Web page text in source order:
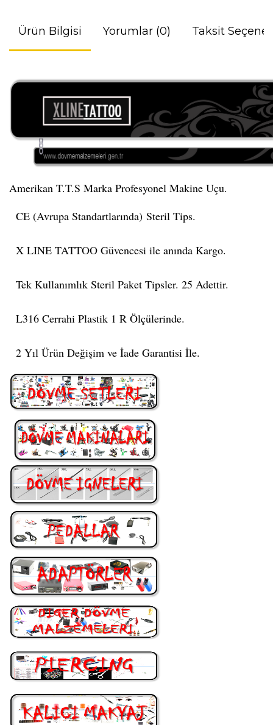
Ürün Bilgisi Yorumlar (0) Taksit
Amerikan T.T.S Marka Profesyonel Makine Uçu.
CE (Avrupa Standartlarında) Steril Tips.
X LINE TATTOO Güvencesi ile anında Kargo.
Tek Kullanımlık Steril Paket Tipsler. 25 Adettir.
L316 Cerrahi Plastik 1 R Ölçülerinde.
2 Yıl Ürün Değişim ve İade Garantisi İle.